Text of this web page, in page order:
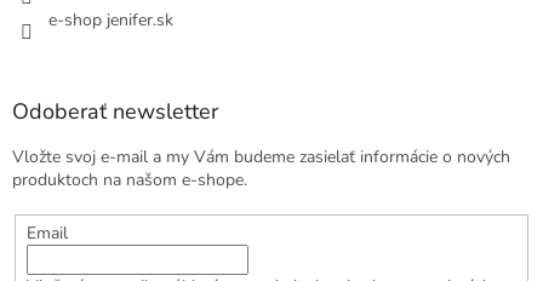
e-shop jenifer.sk
Odoberať newsletter
Vložte svoj e-mail a my Vám budeme zasielať informácie o nových
produktoch na našom e-shope.
Email